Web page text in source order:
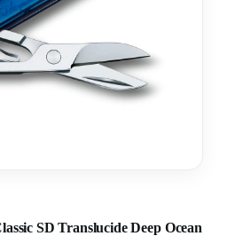
SD Translucide Deep Ocean